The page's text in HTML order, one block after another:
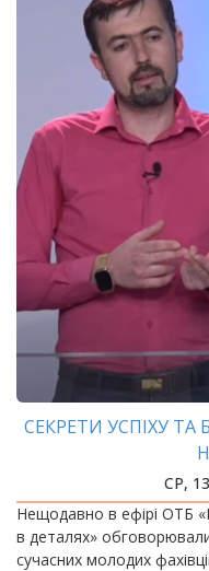
СЕКРЕТИ УСПІХУ
СР,
Нещодавно в ефірі ОТБ
в деталях»
сучасних молодих